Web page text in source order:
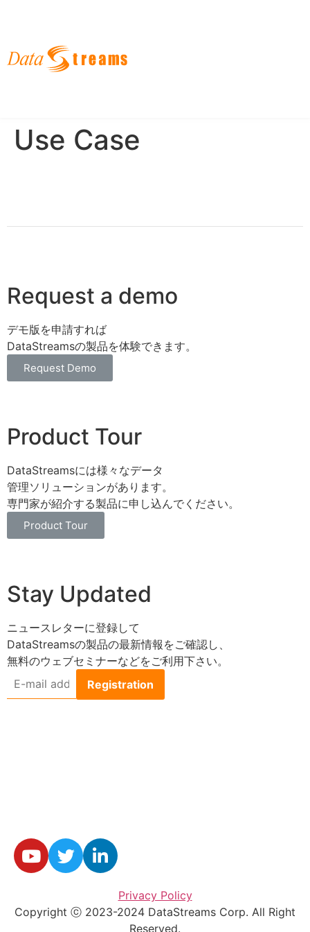
Use Case
Request a demo
デモ版を申請すれば
DataStreamsの製品を体験できます。
Request Demo
Product Tour
DataStreamsには様々なデータ
管理ソリューションがあります。
専門家が紹介する製品に申し込んでください。
Product Tour
Stay Updated
ニュースレターに登録して
DataStreamsの製品の最新情報をご確認し、
無料のウェブセミナーなどをご利用下さい。
mail
address
Privacy Policy
Copyright ⓒ 2023-2024 DataStreams Corp. All Right
Reserved.